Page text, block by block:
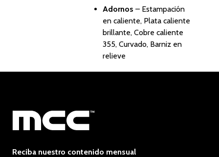
Adornos – Estampación
en caliente, Plata caliente
brillante, Cobre caliente
355, Curvado, Barniz en
relieve
Reciba nuestro contenido mensual